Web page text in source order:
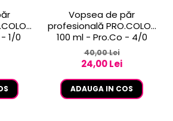
1/0
Vopsea de păr
profesională PRO.COLOR
100 ml - Pro.Co - 4/0
CASTANIU NATURAL
40,00 Lei
24,00 Lei
ADAUGA IN COS